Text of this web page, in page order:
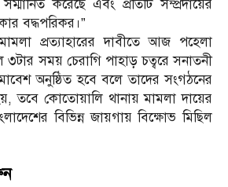
করেছে এবং প্রতিটি সম্প্রদায়ের
বদ্ধপরিকর।”
মামলা প্রত্যাহারের দাবীতে আজ পহেলা
৩টার সময় চেরাগি পাহাড় চত্বরে সনাতনী
অনুষ্ঠিত হবে বলে তাদের সংগঠনের
তবে কোতোয়ালি থানায় মামলা দায়ের
বিভিন্ন জায়গায় বিক্ষোভ মিছিল